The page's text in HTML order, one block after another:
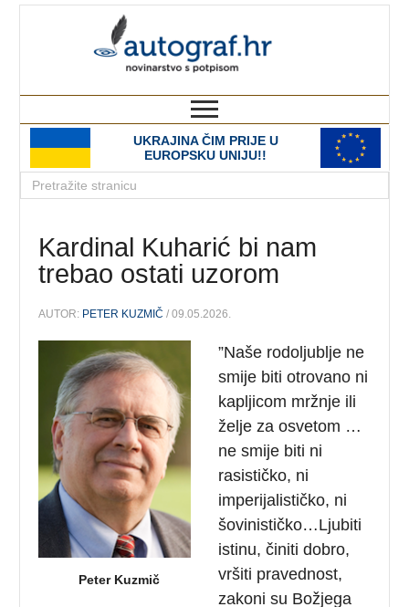
UKRAJINA ČIM PRIJE U
EUROPSKU UNIJU!!
Kardinal Kuharić bi nam
trebao ostati uzorom
AUTOR: PETER KUZMIČ / 09.05.2026.
Peter Kuzmič
”Naše rodoljublje ne
smije biti otrovano ni
kapljicom mržnje ili
želje za osvetom …
ne smije biti ni
rasističko, ni
imperijalističko, ni
šovinističko…Ljubiti
istinu, činiti dobro,
vršiti pravednost,
zakoni su Božjega